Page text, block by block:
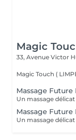
Magic
33, Avenue Victor
Magic Touch (
Massage Future
Massage